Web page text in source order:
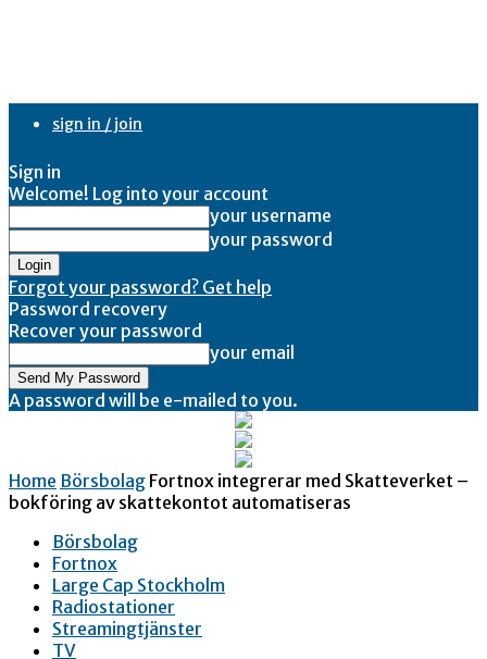
sign in / join
Sign in
Welcome! Log into your account
your username
your password
Forgot your password? Get help
Password recovery
Recover your password
your email
A password will be e-mailed to you.
Home Börsbolag Fortnox integrerar med Skatteverket –
bokföring av skattekontot automatiseras
Börsbolag
Fortnox
Large Cap Stockholm
Radiostationer
Streamingtjänster
TV